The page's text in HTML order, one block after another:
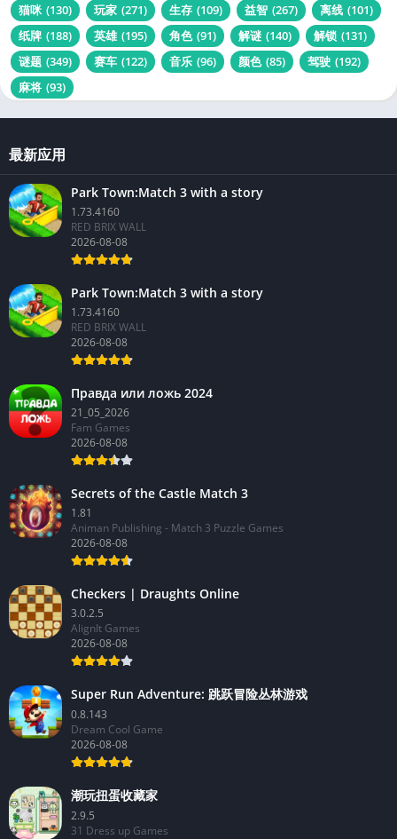
猫咪 (130) 玩家 (271) 生存 (109) 益智 (267) 离线 (101)
纸牌 (188) 英雄 (195) 角色 (91) 解谜 (140) 解锁 (131)
谜题 (349) 赛车 (122) 音乐 (96) 颜色 (85) 驾驶 (192)
麻将 (93)
最新应用
Park Town:Match 3 with a story
1.73.4160
RED BRIX WALL
2026-08-08
Park Town:Match 3 with a story
1.73.4160
RED BRIX WALL
2026-08-08
Правда или ложь 2024
21_05_2026
Fam Games
2026-08-08
Secrets of the Castle Match 3
1.81
Animan Publishing - Match 3 Puzzle Games
2026-08-08
Checkers | Draughts Online
3.0.2.5
AlignIt Games
2026-08-08
Super Run Adventure: 跳跃冒险丛林游戏
0.8.143
Dream Cool Game
2026-08-08
潮玩扭蛋收藏家
2.9.5
31 Dress up Games